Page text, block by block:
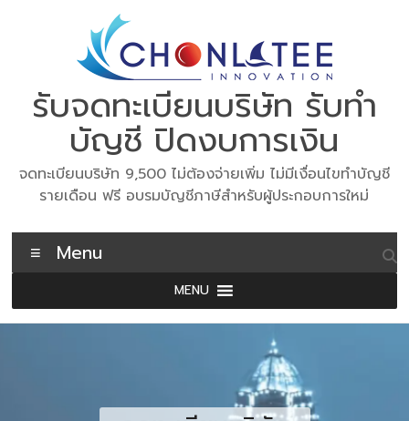
รับจดทะเบียนบริษัท รับทำ
บัญชี ปิดงบการเงิน
จดทะเบียนบริษัท 9,500 ไม่ต้องจ่ายเพิ่ม ไม่มีเงื่อนไขทำบัญชี
รายเดือน ฟรี อบรมบัญชีภาษีสำหรับผู้ประกอบการใหม่
Menu
MENU